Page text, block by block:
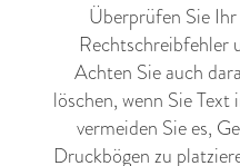
Überprüfen Sie
Rechtschreibfehler
Achten Sie auch
löschen, wenn Sie
vermeiden Sie es,
Druckbögen zu